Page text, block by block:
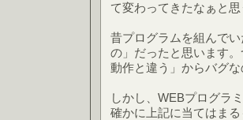
て変わってきたなぁと
昔プログラムを組んで
の」だったと思います
動作と違う」からバグな
しかし、WEBプログラ
確かに上記に当てはま